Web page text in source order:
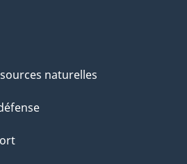
naturelles